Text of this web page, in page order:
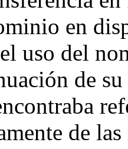
en
uso del
de
de